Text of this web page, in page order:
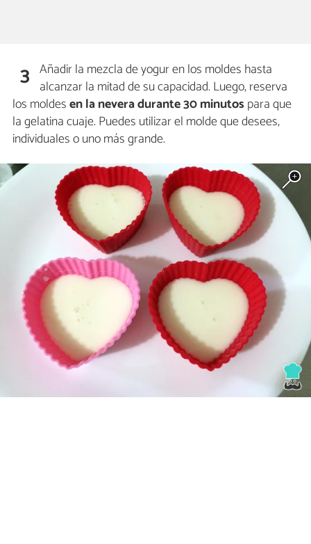
3 Añadir la mezcla de yogur en los moldes hasta
alcanzar la mitad de su capacidad. Luego, reserva
los moldesen la nevera durante 30 minutos para que
la gelatina cuaje. Puedes utilizar el molde que desees,
individuales o uno más grande.